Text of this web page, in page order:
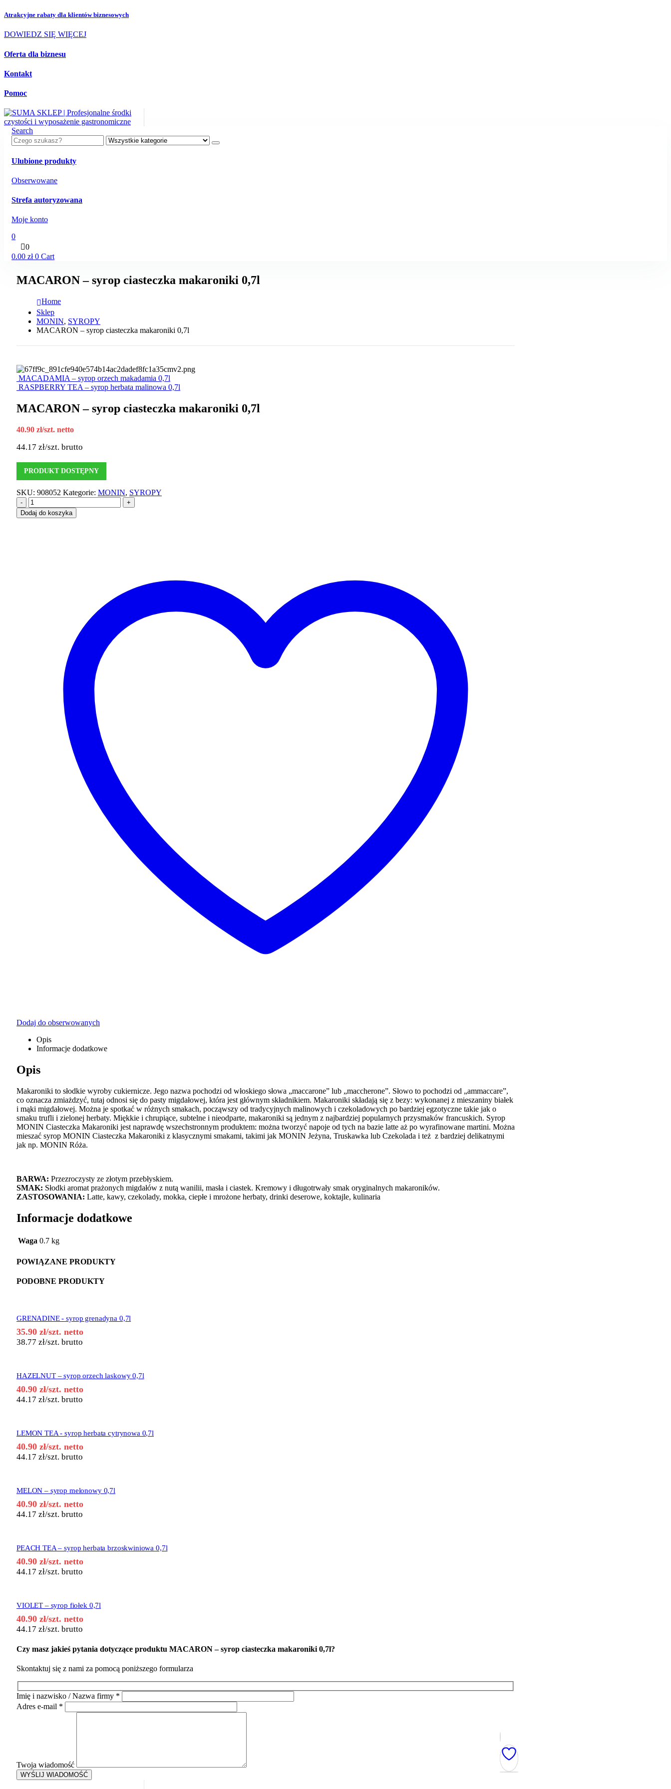
Atrakcyjne rabaty dla klientów biznesowych
DOWIEDZ SIĘ WIĘCEJ
Oferta dla biznesu
Kontakt
Pomoc
Search
Ulubione produkty
Obserwowane
Strefa autoryzowana
Moje konto
0
0
0.00 zł 0 Cart
MACARON – syrop ciasteczka makaroniki 0,7l
Home
Sklep
MONIN, SYROPY
MACARON – syrop ciasteczka makaroniki 0,7l
MACADAMIA – syrop orzech makadamia 0,7l
RASPBERRY TEA – syrop herbata malinowa 0,7l
MACARON – syrop ciasteczka makaroniki 0,7l
40.90 zł/szt. netto
44.17 zł/szt. brutto
PRODUKT DOSTĘPNY
SKU: 908052 Kategorie: MONIN, SYROPY
-
+
Dodaj do koszyka
Dodaj do obserwowanych
Opis
Informacje dodatkowe
Opis
Makaroniki to słodkie wyroby cukiernicze. Jego nazwa pochodzi od włoskiego słowa „maccarone” lub „maccherone”. Słowo to pochodzi od „ammaccare”,
co oznacza zmiażdzyć, tutaj odnosi się do pasty migdałowej, która jest głównym składnikiem. Makaroniki składają się z bezy: wykonanej z mieszaniny białek
i mąki migdałowej. Można je spotkać w różnych smakach, począwszy od tradycyjnych malinowych i czekoladowych po bardziej egzotyczne takie jak o
smaku trufli i zielonej herbaty. Miękkie i chrupiące, subtelne i nieodparte, makaroniki są jednym z najbardziej popularnych przysmaków francuskich. Syrop
MONIN Ciasteczka Makaroniki jest naprawdę wszechstronnym produktem: można tworzyć napoje od tych na bazie latte aż po wyrafinowane martini. Można
mieszać syrop MONIN Ciasteczka Makaroniki z klasycznymi smakami, takimi jak MONIN Jeżyna, Truskawka lub Czekolada i też z bardziej delikatnymi
jak np. MONIN Róża.
BARWA: Przezroczysty ze złotym przebłyskiem.
SMAK: Słodki aromat prażonych migdałów z nutą wanilii, masła i ciastek. Kremowy i długotrwały smak oryginalnych makaroników.
ZASTOSOWANIA: Latte, kawy, czekolady, mokka, ciepłe i mrożone herbaty, drinki deserowe, koktajle, kulinaria
Informacje dodatkowe
Waga 0.7 kg
POWIĄZANE PRODUKTY
PODOBNE PRODUKTY
GRENADINE - syrop grenadyna 0,7l
35.90 zł/szt. netto
38.77 zł/szt. brutto
HAZELNUT – syrop orzech laskowy 0,7l
40.90 zł/szt. netto
44.17 zł/szt. brutto
LEMON TEA - syrop herbata cytrynowa 0,7l
40.90 zł/szt. netto
44.17 zł/szt. brutto
MELON – syrop melonowy 0,7l
40.90 zł/szt. netto
44.17 zł/szt. brutto
PEACH TEA – syrop herbata brzoskwiniowa 0,7l
40.90 zł/szt. netto
44.17 zł/szt. brutto
VIOLET – syrop fiołek 0,7l
40.90 zł/szt. netto
44.17 zł/szt. brutto
Czy masz jakieś pytania dotyczące produktu MACARON – syrop ciasteczka makaroniki 0,7l?
Skontaktuj się z nami za pomocą poniższego formularza
Imię i nazwisko / Nazwa firmy *
Adres e-mail *
Twoja wiadomość